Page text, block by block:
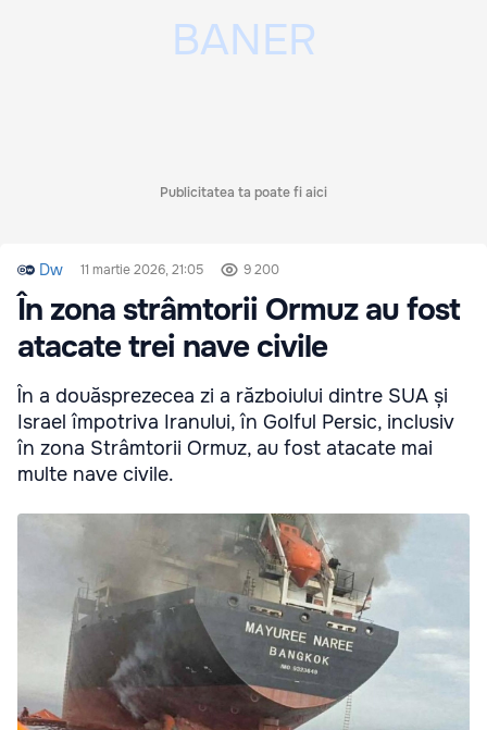
Publicitatea ta poate fi aici
Dw 11 martie 2026, 21:05 9 200
În zona strâmtorii Ormuz au fost
atacate trei nave civile
În a douăsprezecea zi a războiului dintre SUA și
Israel împotriva Iranului, în Golful Persic, inclusiv
în zona Strâmtorii Ormuz, au fost atacate mai
multe nave civile.